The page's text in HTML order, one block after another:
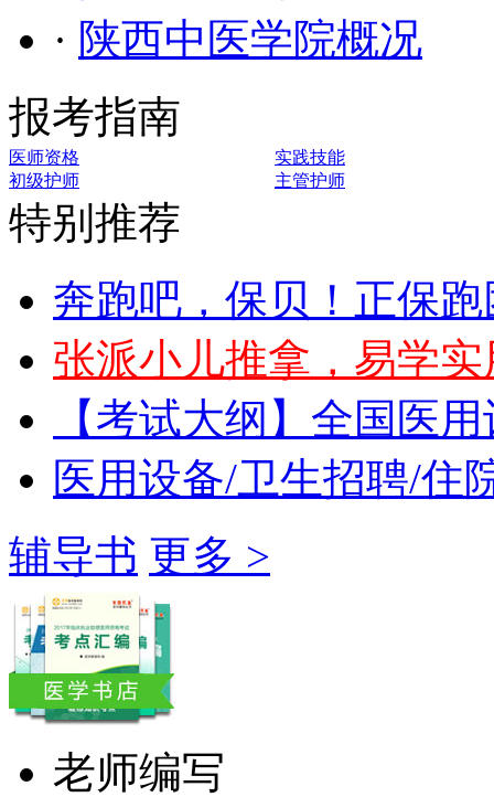
· 陕西中医学院概况
报考指南
医师资格
实践技能
初级护师
主管护师
特别推荐
奔跑吧，保贝！正保
张派小儿推拿，易学
【考试大纲】全国医
医用设备/卫生招聘/住
辅导书 更多 >
老师编写